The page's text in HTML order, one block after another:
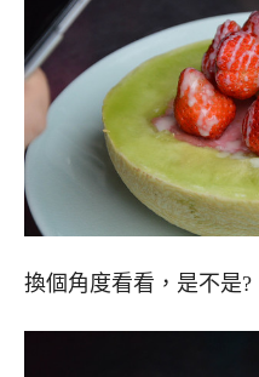
換個角度看看，是不是?